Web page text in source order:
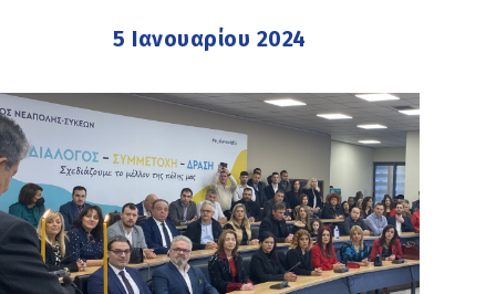
5 Ιανουαρίου 2024